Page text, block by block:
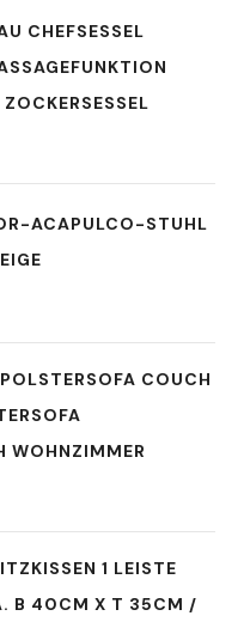
CHEFSESSEL
ACAPULCO-STUHL
COUCH
WOHNZIMMER
1 LEISTE
B 40CM X T 35CM /